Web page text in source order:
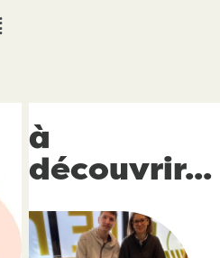
à
découvrir...